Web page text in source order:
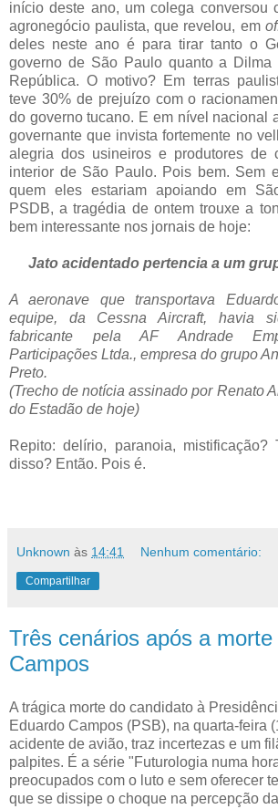
início deste ano, um colega conversou
agronegócio paulista, que revelou, em
deles neste ano é para tirar tanto o
governo de São Paulo quanto a Dilma
República. O motivo? Em terras
teve 30% de prejuízo com o
do governo tucano. E em nível nacional
governante que invista fortemente no
alegria dos usineiros e produtores de
interior de São Paulo. Pois bem. Sem
quem eles estariam apoiando em
PSDB, a tragédia de ontem trouxe a
bem interessante nos jornais de hoje:
Jato acidentado pertencia a um
A aeronave que transportava
equipe, da Cessna Aircraft, havia
fabricante pela AF Andrade
Participações Ltda., empresa do grupo
Preto.
(Trecho de notícia assinado por Renato
do Estadão de hoje)
Repito: delírio, paranoia, mistificação?
disso? Então. Pois é.
Unknown às 14:41 Nenhum comentário:
Compartilhar
Três cenários após a
Campos
A trágica morte do candidato à
Eduardo Campos (PSB), na quarta-feira
acidente de avião, traz incertezas e um
palpites. É a série "Futurologia numa
preocupados com o luto e sem oferecer
que se dissipe o choque na percepção